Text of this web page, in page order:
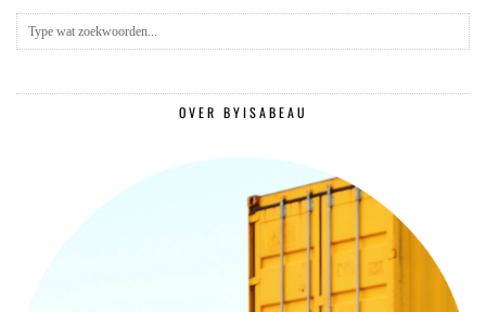
OVER BYISABEAU